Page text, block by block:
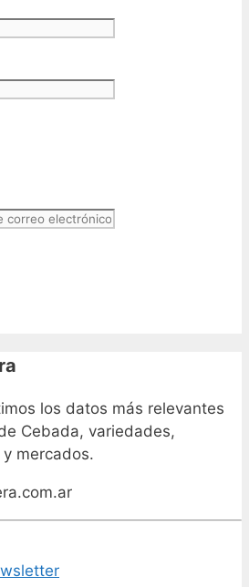
los datos más relevantes
Cebada, variedades,
mercados.